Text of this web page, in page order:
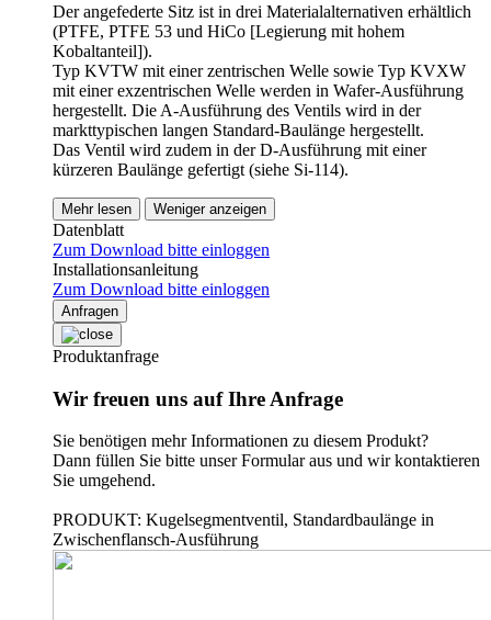
Der angefederte Sitz ist in drei Materialalternativen erhältlich
(PTFE, PTFE 53 und HiCo [Legierung mit hohem
Kobaltanteil]).
Typ KVTW mit einer zentrischen Welle sowie Typ KVXW
mit einer exzentrischen Welle werden in Wafer-Ausführung
hergestellt. Die A-Ausführung des Ventils wird in der
markttypischen langen Standard-Baulänge hergestellt.
Das Ventil wird zudem in der D-Ausführung mit einer
kürzeren Baulänge gefertigt (siehe Si-114).
Mehr lesen Weniger anzeigen
Datenblatt
Zum Download bitte einloggen
Installationsanleitung
Zum Download bitte einloggen
Anfragen
Produktanfrage
Wir freuen uns auf Ihre Anfrage
Sie benötigen mehr Informationen zu diesem Produkt?
Dann füllen Sie bitte unser Formular aus und wir kontaktieren
Sie umgehend.
PRODUKT: Kugelsegmentventil, Standardbaulänge in
Zwischenflansch-Ausführung